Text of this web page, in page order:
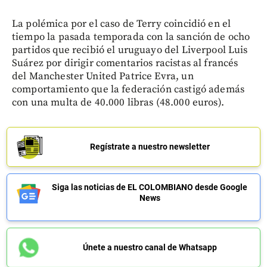
La polémica por el caso de Terry coincidió en el
tiempo la pasada temporada con la sanción de ocho
partidos que recibió el uruguayo del Liverpool Luis
Suárez por dirigir comentarios racistas al francés
del Manchester United Patrice Evra, un
comportamiento que la federación castigó además
con una multa de 40.000 libras (48.000 euros).
Regístrate a nuestro newsletter
Siga las noticias de EL COLOMBIANO desde Google
News
Únete a nuestro canal de Whatsapp